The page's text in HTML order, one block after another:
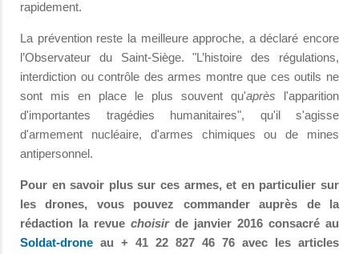
rapidement.
La prévention reste la meilleure approche, a déclaré encore
l’Observateur du Saint-Siège. "L’histoire des régulations,
interdiction ou contrôle des armes montre que ces outils ne
sont mis en place le plus souvent qu'après l'apparition
d'importantes tragédies humanitaires", qu'il s'agisse
d'armement nucléaire, d'armes chimiques ou de mines
antipersonnel.
Pour en savoir plus sur ces armes, et en particulier sur
les drones, vous pouvez commander auprès de la
rédaction la revue choisirde janvier 2016 consacré au
Soldat-drone au + 41 22 827 46 76 avec les articles